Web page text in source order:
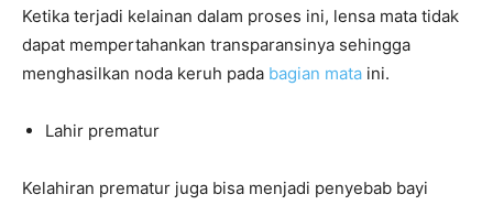
Ketika terjadi kelainan dalam proses ini, lensa mata tidak
dapat mempertahankan transparansinya sehingga
menghasilkan noda keruh pada bagian mata ini.
Lahir prematur
Kelahiran prematur juga bisa menjadi penyebab bayi